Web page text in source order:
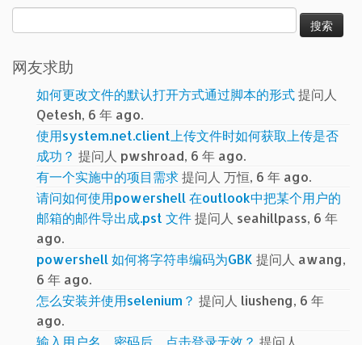
索：
网友求助
如何更改文件的默认打开方式通过脚本的形式提问人
Qetesh, 6 年 ago.
使用system.net.client上传文件时如何获取上传是否
成功？ 提问人 pwshroad, 6 年 ago.
有一个实施中的项目需求提问人 万恒, 6 年 ago.
请问如何使用powershell 在outlook中把某个用户的
邮箱的邮件导出成.pst 文件提问人 seahillpass, 6 年
ago.
powershell 如何将字符串编码为GBK 提问人 awang,
6 年 ago.
怎么安装并使用selenium？ 提问人 liusheng, 6 年
ago.
输入用户名、密码后，点击登录无效？ 提问人